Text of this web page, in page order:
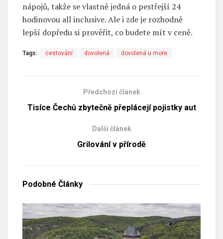
nápojů, takže se vlastně jedná o pestřejší 24
hodinovou all inclusive. Ale i zde je rozhodně
lepší dopředu si prověřit, co budete mít v ceně.
Tags: cestování dovolená dovolená u moře
Předchozí článek
Tisíce Čechů zbytečně přeplácejí pojistky aut
Další článek
Grilování v přírodě
Podobné Články